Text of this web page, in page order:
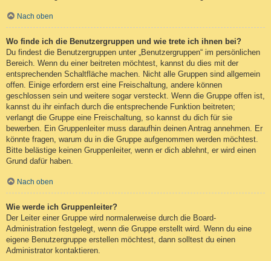
Nach oben
Wo finde ich die Benutzergruppen und wie trete ich ihnen bei?
Du findest die Benutzergruppen unter „Benutzergruppen“ im persönlichen
Bereich. Wenn du einer beitreten möchtest, kannst du dies mit der
entsprechenden Schaltfläche machen. Nicht alle Gruppen sind allgemein
offen. Einige erfordern erst eine Freischaltung, andere können
geschlossen sein und weitere sogar versteckt. Wenn die Gruppe offen ist,
kannst du ihr einfach durch die entsprechende Funktion beitreten;
verlangt die Gruppe eine Freischaltung, so kannst du dich für sie
bewerben. Ein Gruppenleiter muss daraufhin deinen Antrag annehmen. Er
könnte fragen, warum du in die Gruppe aufgenommen werden möchtest.
Bitte belästige keinen Gruppenleiter, wenn er dich ablehnt, er wird einen
Grund dafür haben.
Nach oben
Wie werde ich Gruppenleiter?
Der Leiter einer Gruppe wird normalerweise durch die Board-
Administration festgelegt, wenn die Gruppe erstellt wird. Wenn du eine
eigene Benutzergruppe erstellen möchtest, dann solltest du einen
Administrator kontaktieren.